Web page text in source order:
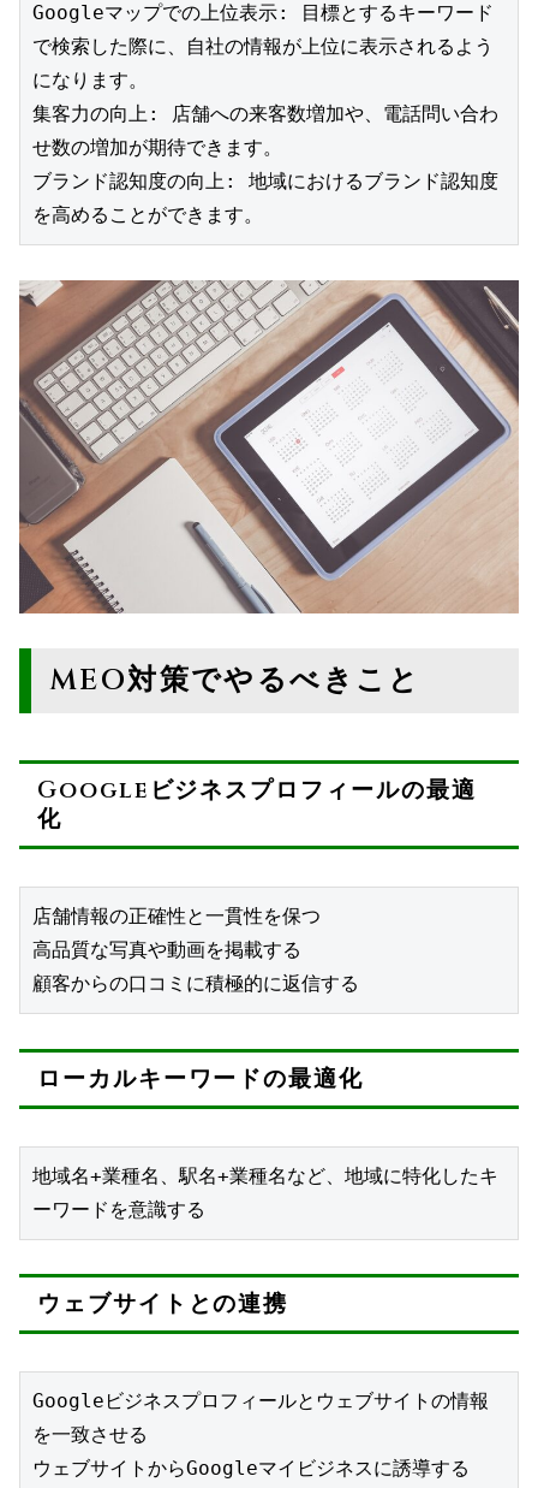
Googleマップでの上位表示: 目標とするキーワード
で検索した際に、自社の情報が上位に表示されるよう
になります。
集客力の向上: 店舗への来客数増加や、電話問い合わ
せ数の増加が期待できます。
ブランド認知度の向上: 地域におけるブランド認知度
を高めることができます。
MEO対策でやるべきこと
Googleビジネスプロフィールの最適
化
店舗情報の正確性と一貫性を保つ
高品質な写真や動画を掲載する
顧客からの口コミに積極的に返信する
ローカルキーワードの最適化
地域名+業種名、駅名+業種名など、地域に特化したキ
ーワードを意識する
ウェブサイトとの連携
Googleビジネスプロフィールとウェブサイトの情報
を一致させる
ウェブサイトからGoogleマイビジネスに誘導する